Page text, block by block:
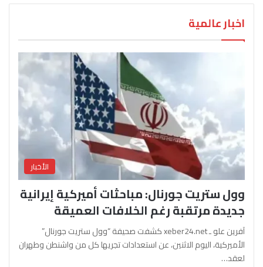
اخبار عالمية
الأخبار
وول ستريت جورنال: مباحثات أميركية إيرانية
جديدة مرتقبة رغم الخلافات العميقة
آفرين علو ـ xeber24.net كشفت صحيفة “وول ستريت جورنال”
الأميركية، اليوم الاثنين، عن استعدادات تجريها كل من واشنطن وطهران
لعقد…